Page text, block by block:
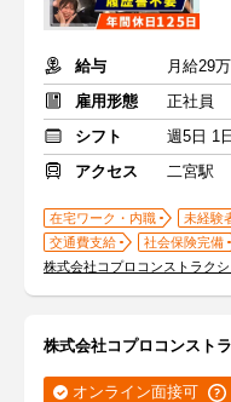
給与
月給29
雇用形態
正社員
シフト
週5日 1
アクセス
二宮駅
在宅ワーク・内職 未経験
交通費支給
社会保険完備
株式会社コプロコンストラク
株式会社コプロコンスト
オンライン面接可